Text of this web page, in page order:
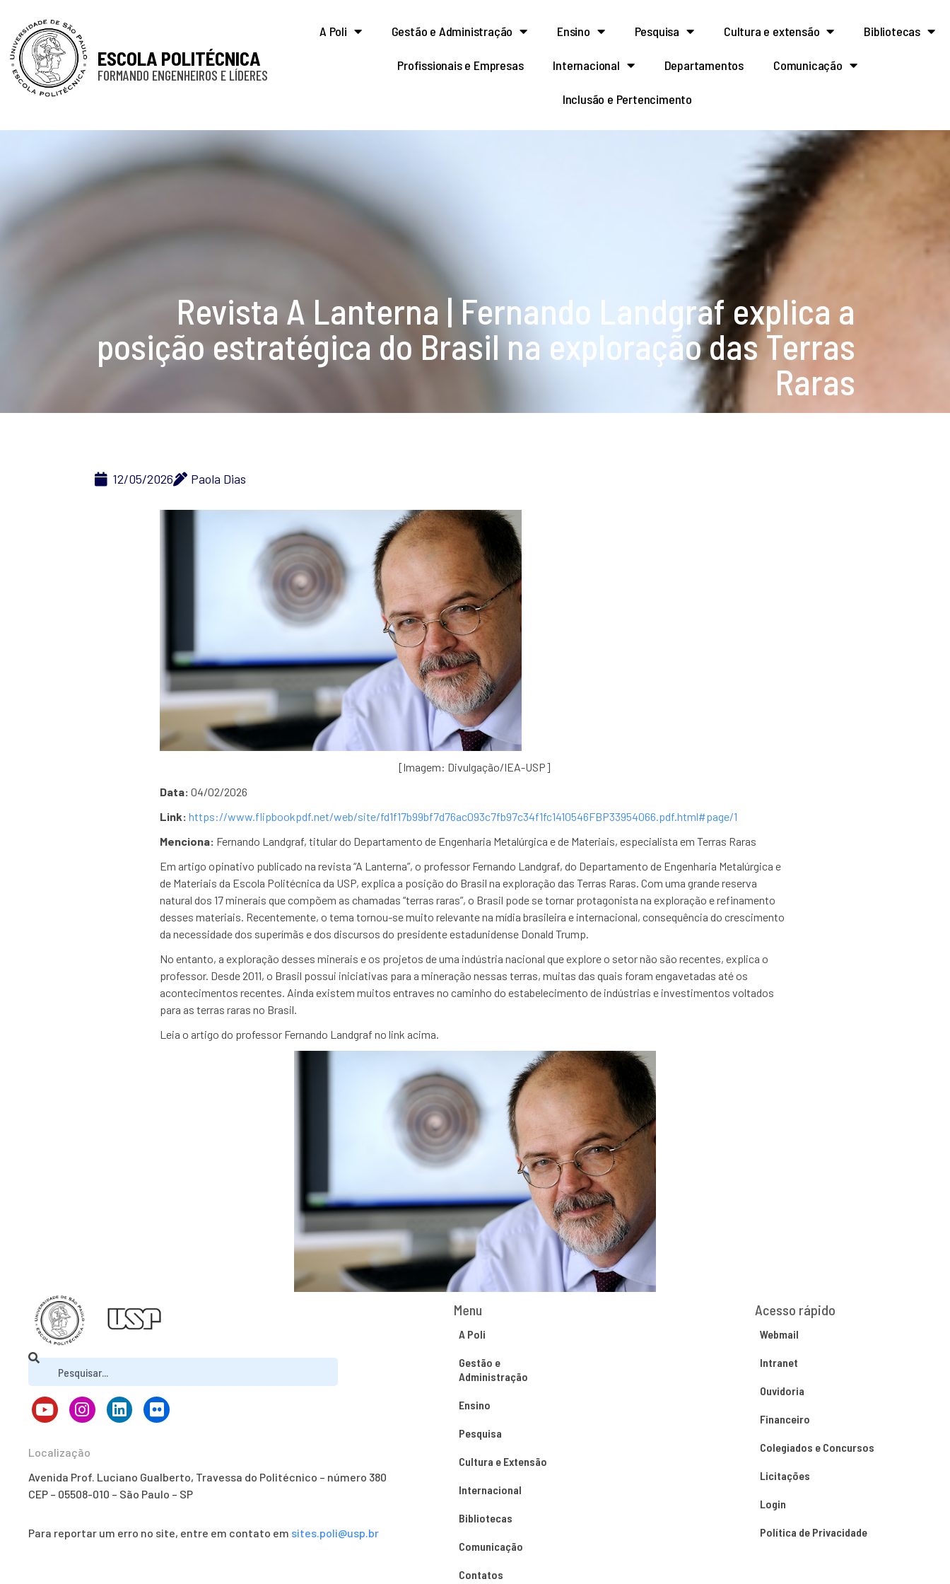
ESCOLA POLITÉCNICA
FORMANDO ENGENHEIROS E LÍDERES
A Poli Gestão e Administração Ensino Pesquisa Cultura e extensão Bibliotecas
Profissionais e Empresas Internacional Departamentos Comunicação
Inclusão e Pertencimento
Revista A Lanterna | Fernando Landgraf explica a
posição estratégica do Brasil na exploração das Terras
Raras
12/05/2026 Paola Dias
[Imagem: Divulgação/IEA-USP]
Data: 04/02/2026
Link: https://www.flipbookpdf.net/web/site/fd1f17b99bf7d76ac093c7fb97c34f1fc1410546FBP33954066.pdf.html#page/1
Menciona: Fernando Landgraf, titular do Departamento de Engenharia Metalúrgica e de Materiais, especialista em Terras Raras
Em artigo opinativo publicado na revista “A Lanterna”, o professor Fernando Landgraf, do Departamento de Engenharia Metalúrgica e
de Materiais da Escola Politécnica da USP, explica a posição do Brasil na exploração das Terras Raras. Com uma grande reserva
natural dos 17 minerais que compõem as chamadas “terras raras”, o Brasil pode se tornar protagonista na exploração e refinamento
desses materiais. Recentemente, o tema tornou-se muito relevante na mídia brasileira e internacional, consequência do crescimento
da necessidade dos superímãs e dos discursos do presidente estadunidense Donald Trump.
No entanto, a exploração desses minerais e os projetos de uma indústria nacional que explore o setor não são recentes, explica o
professor. Desde 2011, o Brasil possui iniciativas para a mineração nessas terras, muitas das quais foram engavetadas até os
acontecimentos recentes. Ainda existem muitos entraves no caminho do estabelecimento de indústrias e investimentos voltados
para as terras raras no Brasil.
Leia o artigo do professor Fernando Landgraf no link acima.
Localização
Avenida Prof. Luciano Gualberto, Travessa do Politécnico – número 380
CEP – 05508-010 – São Paulo – SP
Para reportar um erro no site, entre em contato em sites.poli@usp.br
Menu
A Poli
Gestão e
Administração
Ensino
Pesquisa
Cultura e Extensão
Internacional
Bibliotecas
Comunicação
Contatos
Acesso rápido
Webmail
Intranet
Ouvidoria
Financeiro
Colegiados e Concursos
Licitações
Login
Política de Privacidade